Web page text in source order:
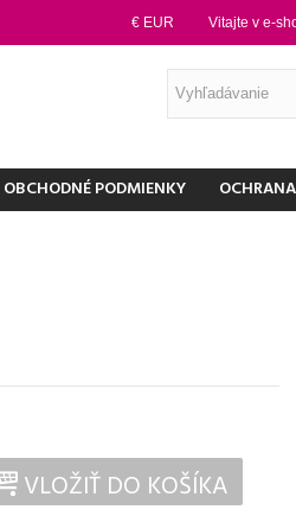
Vitajte v e-
€ EUR
OBCHODNÉ PODMIENKY
VLOŽIŤ DO KOŠÍKA